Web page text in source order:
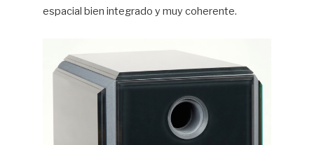
espacial bien integrado y muy coherente.